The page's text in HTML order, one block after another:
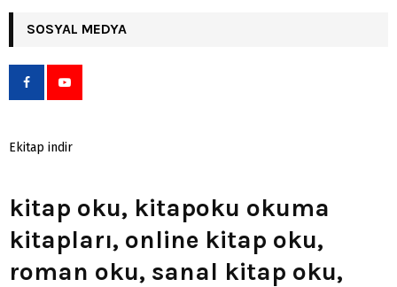
SOSYAL MEDYA
Ekitap indir
kitap oku, kitapoku okuma
kitapları, online kitap oku,
roman oku, sanal kitap oku,